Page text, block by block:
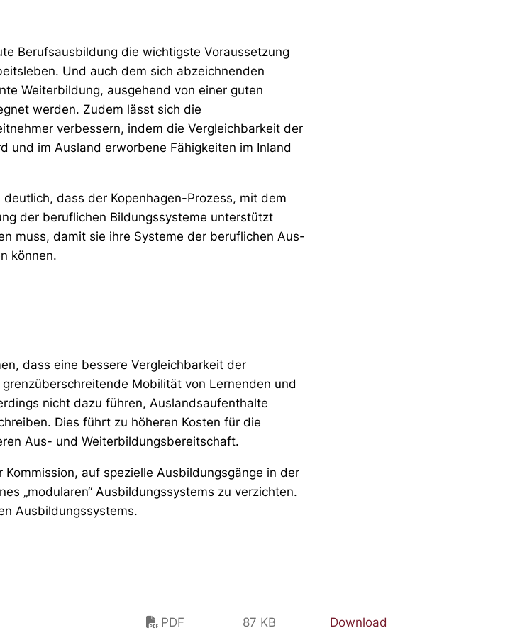
Berufsausbildung die wichtigste Voraussetzung
Und auch dem sich abzeichnenden
Weiterbildung, ausgehend von einer guten
werden. Zudem lässt sich die
verbessern, indem die Vergleichbarkeit der
und im Ausland erworbene Fähigkeiten im Inland
dass der Kopenhagen-Prozess, mit dem
der beruflichen Bildungssysteme unterstützt
muss, damit sie ihre Systeme der beruflichen Aus-
können.
dass eine bessere Vergleichbarkeit der
Mobilität von Lernenden und
nicht dazu führen, Auslandsaufenthalte
Dies führt zu höheren Kosten für die
Aus- und Weiterbildungsbereitschaft.
auf spezielle Ausbildungsgänge in der
„modularen“ Ausbildungssystems zu verzichten.
Ausbildungssystems.
PDF 87 KB Download